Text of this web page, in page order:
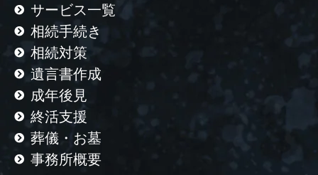
サービス一覧
相続手続き
相続対策
遺言書作成
成年後見
終活支援
葬儀・お墓
事務所概要